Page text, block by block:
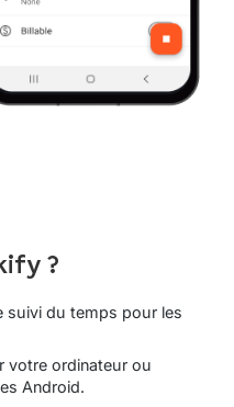
?
suivi du temps pour les
votre ordinateur ou
Android.